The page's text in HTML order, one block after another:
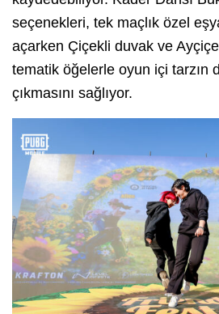
seçenekleri, tek maçlık özel
açarken Çiçekli duvak ve
tematik öğelerle oyun içi tarzın
çıkmasını sağlıyor.